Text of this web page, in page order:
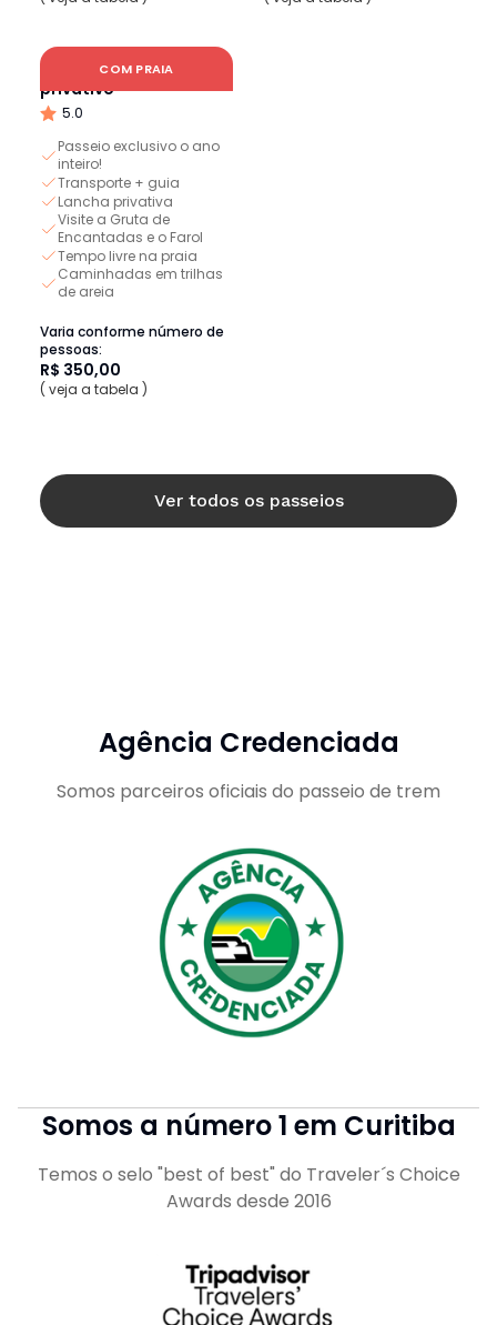
COM PRAIA
Ilha do Mel Completa -
privativo
5.0
Passeio exclusivo o ano
inteiro!
Transporte + guia
Lancha privativa
Visite a Gruta de
Encantadas e o Farol
Tempo livre na praia
Caminhadas em trilhas
de areia
Varia conforme número de
pessoas:
R$ 350,00
( veja a tabela )
Ver todos os passeios
Agência Credenciada
Somos parceiros oficiais do passeio de trem
Somos a número 1 em Curitiba
Temos o selo "best of best" do Traveler´s Choice
Awards desde 2016